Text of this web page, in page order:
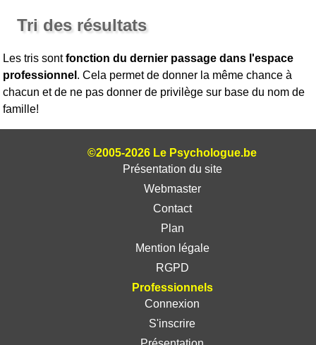
Tri des résultats
Les tris sontfonction du dernier passage dans l'espace
professionnel . Cela permet de donner la même chance à
chacun et de ne pas donner de privilège sur base du nom de
famille!
©2005-2026 Le Psychologue.be
Présentation du site
Webmaster
Contact
Plan
Mention légale
RGPD
Professionnels
Connexion
S'inscrire